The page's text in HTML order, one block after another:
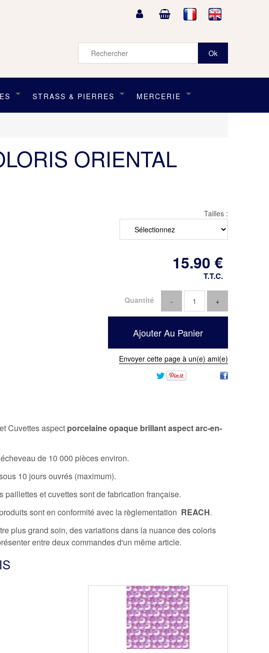
STRASS & PIERRES MERCERIE
ORIENTAL
Tailles :
15.90 €
T.T.C.
Quantité
Envoyer cette page à un(e) ami(e)
Cuvettes aspect porcelaine opaque brillant aspect arc-en-
de 10 000 pièces environ.
10 jours ouvrés (maximum).
paillettes et cuvettes sont de fabrication française.
sont en conformité avec la règlementation REACH.
plus grand soin, des variations dans la nuance des coloris
entre deux commandes d'un même article.